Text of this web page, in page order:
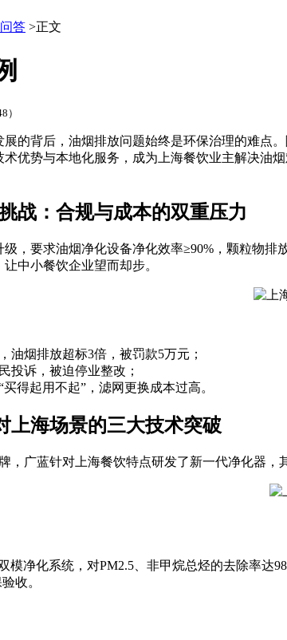
答 >正文
）
的背后，油烟排放问题始终是环保治理的难点
优势与本地化服务，成为上海餐饮业主解决油
战：合规与成本的双重压力
级，要求油烟净化设备净化效率≥90%，颗粒物
中小餐饮企业望而却步。
油烟排放超标3倍，被罚款5万元；
投诉，被迫停业整改；
得起用不起”，滤网更换成本过高。
上海场景的三大技术突破
，广蓝针对上海餐饮特点研发了新一代净化器，
模净化系统，对PM2.5、非甲烷总烃的去除率达
收。